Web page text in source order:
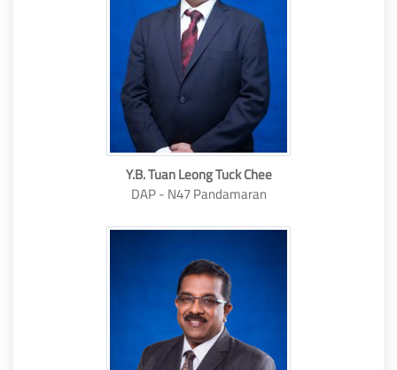
Y.B. Tuan Leong Tuck Chee
DAP - N47 Pandamaran